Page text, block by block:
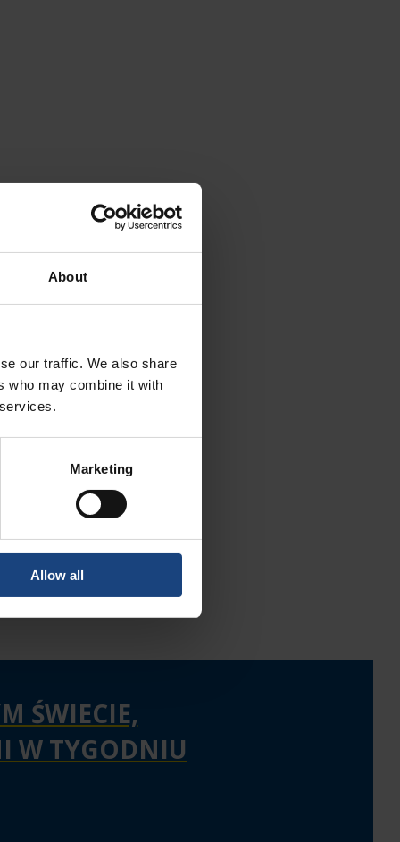
About
our traffic. We also share
who may combine it with
Marketing
Allow all
ŚWIECIE,
W TYGODNIU